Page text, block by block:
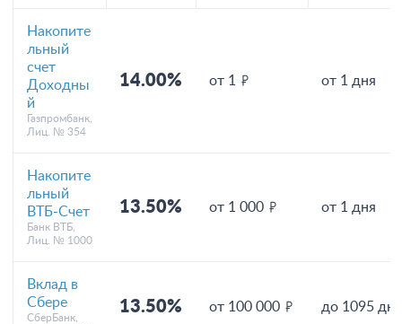
Накопите
льный
счет
Доходны
й
Газпромбанк,
Лиц. № 354
14.00% от 1 от 1 дня
Накопите
льный
ВТБ-Счет
Банк ВТБ,
Лиц. № 1000
13.50% от 1 000 от 1 дня
Вклад в
Сбере
СберБанк,
13.50% от 100 000 до 1095